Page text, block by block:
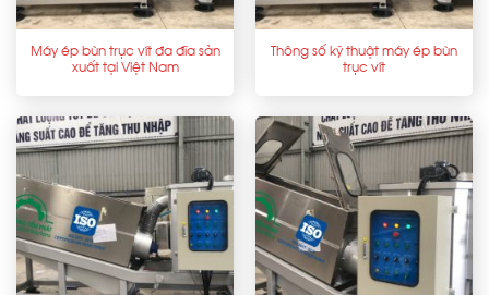
Máy ép bùn trục vít đa đĩa sản
xuất tại Việt Nam
Thông số kỹ thuật máy ép bùn
trục vít